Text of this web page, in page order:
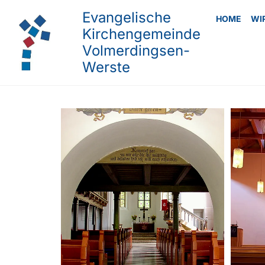
Evangelische
Kirchengemeinde
Volmerdingsen-
Werste
HOME